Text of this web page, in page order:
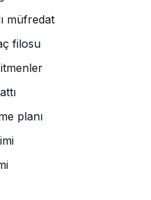
müfredat
filosu
planı